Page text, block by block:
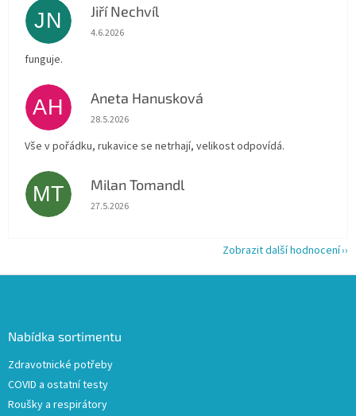
JN Jiří Nechvíl
Hodnocení obchodu je 5 z 5 hvězdiček.
4.6.2026
funguje.
AH Aneta Hanusková
Hodnocení obchodu je 5 z 5 hvězdiček.
28.5.2026
Vše v pořádku, rukavice se netrhají, velikost odpovídá.
MT Milan Tomandl
Hodnocení obchodu je 5 z 5 hvězdiček.
27.5.2026
Zobrazit další hodnocení
Nabídka sortimentu
Zdravotnické potřeby
COVID a ostatní testy
Roušky a respirátory